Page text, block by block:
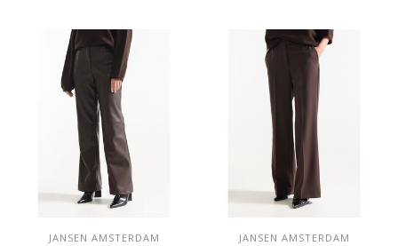
JANSEN AMSTERDAM JANSEN AMSTERDAM